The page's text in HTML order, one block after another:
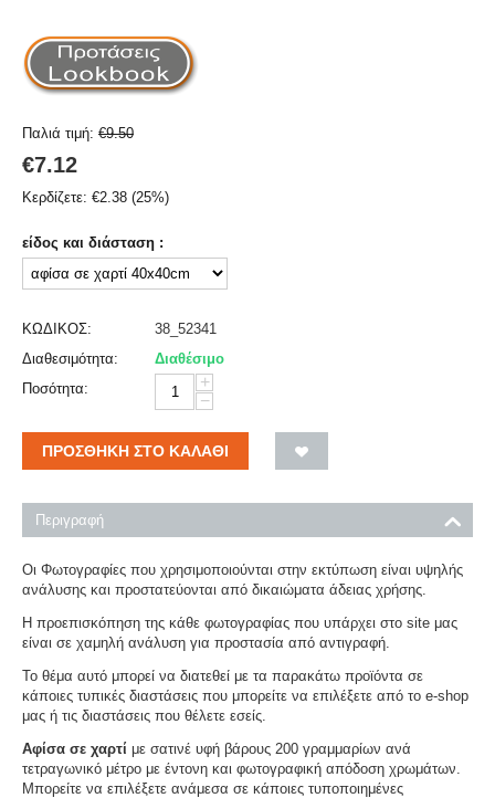
Παλιά τιμή: €9.50
€7.12
Κερδίζετε: €2.38 (25%)
είδος και διάσταση :
ΚΩΔΙΚΟΣ:
38_52341
Διαθεσιμότητα:
Διαθέσιμο
Ποσότητα:
+
−
ΠΡΟΣΘΉΚΗ ΣΤΟ ΚΑΛΆΘΙ
Περιγραφή
Οι Φωτογραφίες που χρησιμοποιούνται στην εκτύπωση είναι υψηλής
ανάλυσης και προστατεύονται από δικαιώματα άδειας χρήσης.
Η προεπισκόπηση της κάθε φωτογραφίας που υπάρχει στο site μας
είναι σε χαμηλή ανάλυση για προστασία από αντιγραφή.
Το θέμα αυτό μπορεί να διατεθεί με τα παρακάτω προϊόντα σε
κάποιες τυπικές διαστάσεις που μπορείτε να επιλέξετε από το e-shop
μας ή τις διαστάσεις που θέλετε εσείς.
Αφίσα σε χαρτί με σατινέ υφή βάρους 200 γραμμαρίων ανά
τετραγωνικό μέτρο με έντονη και φωτογραφική απόδοση χρωμάτων.
Μπορείτε να επιλέξετε ανάμεσα σε κάποιες τυποποιημένες